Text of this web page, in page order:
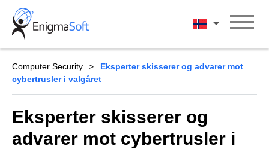
Skip
content
Norsk
Computer Security
Eksperter skisserer og advarer mot
cybertrusler i valgåret
Eksperter skisserer og
advarer mot cybertrusler i